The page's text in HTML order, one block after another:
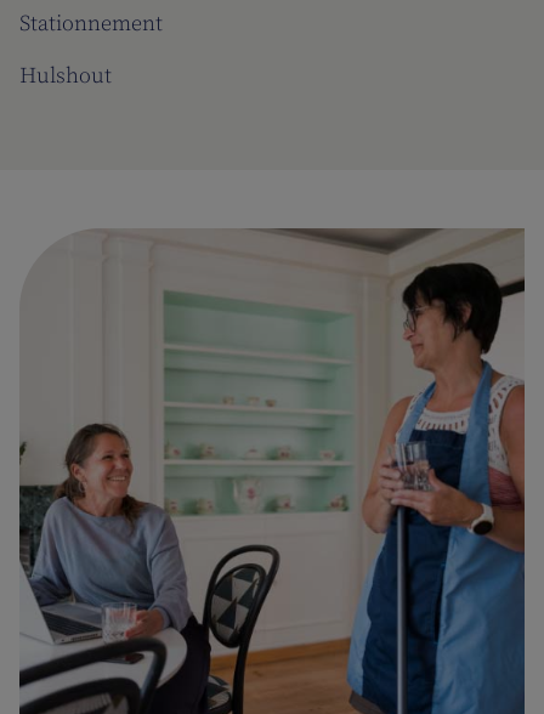
Stationnement
Hulshout